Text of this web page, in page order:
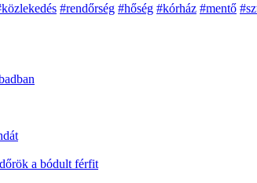
#rendőrség #hőség #kórház #mentő
a bódult férfit